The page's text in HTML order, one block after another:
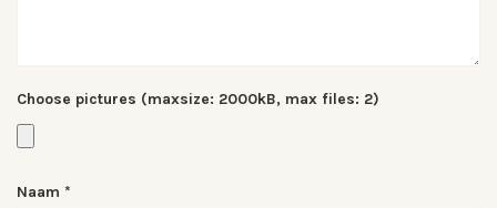
Choose pictures (maxsize: 2000kB, max files: 2)
Naam *